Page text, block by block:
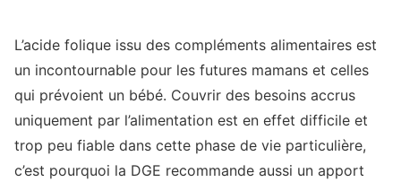
L’acide folique issu des compléments alimentaires est
un incontournable pour les futures mamans et celles
qui prévoient un bébé. Couvrir des besoins accrus
uniquement par l’alimentation est en effet difficile et
trop peu fiable dans cette phase de vie particulière,
c’est pourquoi la DGE recommande aussi un apport